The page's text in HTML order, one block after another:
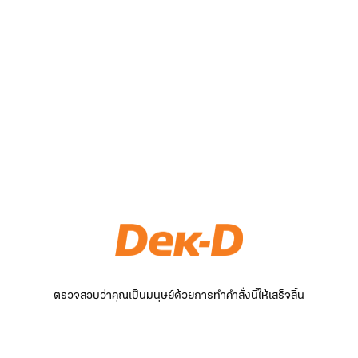
ตรวจสอบว่าคุณเป็นมนุษย์ด้วยการทำคำสั่งนี้ให้เสร็จสิ้น